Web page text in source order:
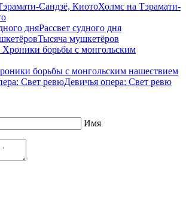
Холмс на Тэрамати-
Рассвет судного дня
Тысяча мушкетёров
борьбы с монгольским нашествием
Девичья опера: Свет ревю
Имя